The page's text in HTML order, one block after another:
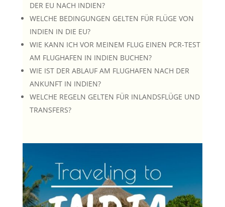
DER EU NACH INDIEN?
WELCHE BEDINGUNGEN GELTEN FÜR FLÜGE VON
INDIEN IN DIE EU?
WIE KANN ICH VOR MEINEM FLUG EINEN PCR-TEST
AM FLUGHAFEN IN INDIEN BUCHEN?
WIE IST DER ABLAUF AM FLUGHAFEN NACH DER
ANKUNFT IN INDIEN?
WELCHE REGELN GELTEN FÜR INLANDSFLÜGE UND
TRANSFERS?